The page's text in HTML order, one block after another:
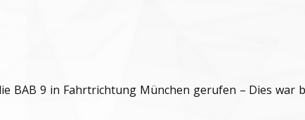
BAB 9 in Fahrtrichtung München gerufen – Dies war